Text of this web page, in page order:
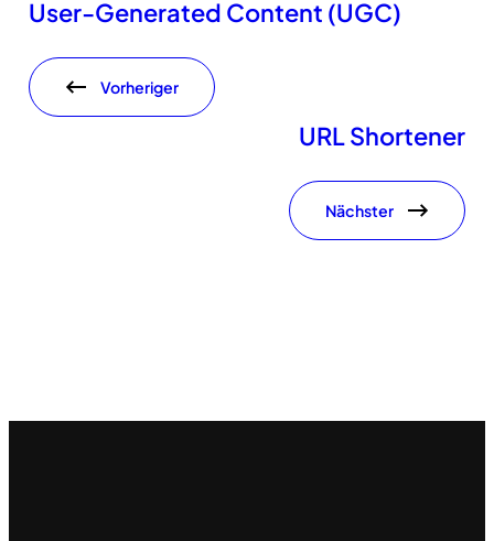
User-Generated Content (UGC)
Vorheriger
URL Shortener
Nächster